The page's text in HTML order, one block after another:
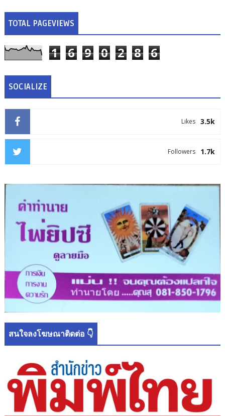
TOTAL PAGEVIEWS
1 6 9 0 2 8 6
SOCIALIZE
3.5k
Likes
1.7k
Followers
สนใจลงโฆษณาติดต่อ 👇